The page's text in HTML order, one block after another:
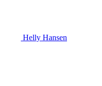
Helly Hansen